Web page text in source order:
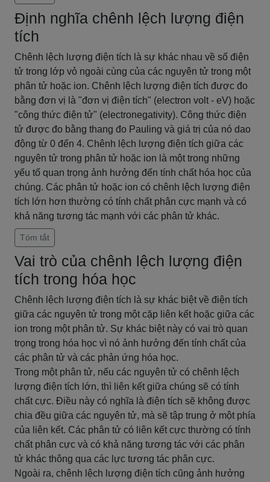
Định nghĩa chênh lệch lượng điện
tích
Chênh lệch lượng điện tích là sự khác nhau về số điện
tử trong lớp vỏ ngoài cùng của các nguyên tử trong một
phân tử hoặc ion. Chênh lệch lượng điện tích được đo
bằng đơn vị là "đơn vị điện tích" (electron volt - eV) hoặc
"công thức điện tử" (electronegativity). Công thức điện
tử được đo bằng thang đo Pauling và giá trị của nó dao
động từ 0 đến 4. Chênh lệch lượng điện tích giữa các
nguyên tử trong phân tử hoặc ion là một trong những
yếu tố quan trọng ảnh hưởng đến tính chất hóa học của
chúng. Các phân tử hoặc ion có chênh lệch lượng điện
tích lớn hơn thường có tính chất phân cực mạnh và có
khả năng tương tác mạnh với các phân tử khác.
Tóm tắt
Vai trò của chênh lệch lượng điện
tích trong hóa học
Chênh lệch lượng điện tích là sự khác biệt về điện tích
giữa các nguyên tử trong một cặp liên kết hoặc giữa các
ion trong một phân tử. Sự khác biệt này có vai trò quan
trọng trong hóa học vì nó ảnh hưởng đến tính chất của
các phân tử và các phản ứng hóa học.
Trong một phân tử, nếu các nguyên tử có chênh lệch
lượng điện tích lớn, thì liên kết giữa chúng sẽ có tính
chất cực. Điều này có nghĩa là điện tích sẽ không được
chia đều giữa các nguyên tử, mà sẽ tập trung ở một phía
của liên kết. Các phân tử có liên kết cực thường có tính
chất phân cực và có khả năng tương tác với các phân
tử khác thông qua các lực tương tác phân cực.
Ngoài ra, chênh lệch lượng điện tích cũng ảnh hưởng